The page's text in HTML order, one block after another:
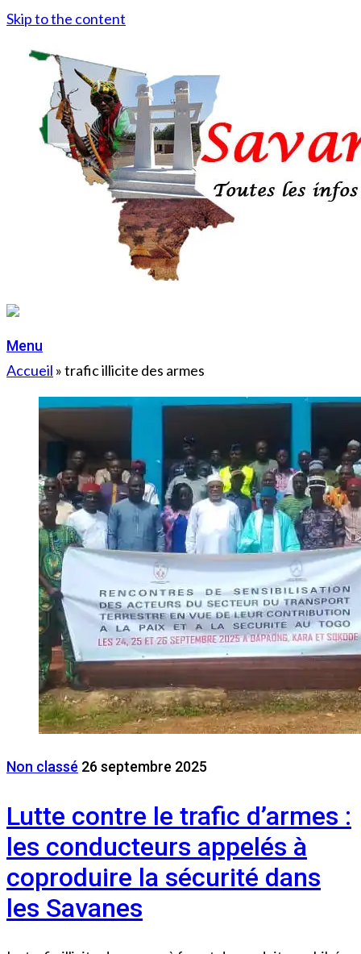
Skip to the content
Menu
Accueil »trafic illicite des armes
Non classé 26 septembre 2025
Lutte contre le trafic d’armes :
les conducteurs appelés à
coproduire la sécurité dans
les Savanes